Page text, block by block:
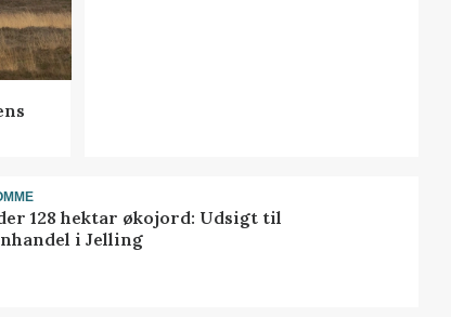
128 hektar økojord: Udsigt til
i Jelling